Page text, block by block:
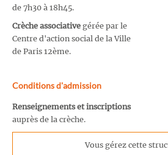
de 7h30 à 18h45.
Crèche associative gérée par le
Centre d'action social de la Ville
de Paris 12ème.
Conditions d'admission
Renseignements et inscriptions
auprès de la crèche.
Vous gérez cette